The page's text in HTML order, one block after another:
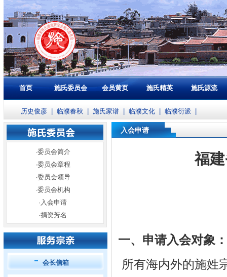
首页 施氏委员会 会员黄页 施氏精英 施氏源流
历史俊彦 临濮春秋 施氏家谱 临濮文化 临濮衍派
·委员会简介
·委员会章程
·委员会领导
·委员会机构
· 入会申请
·捐资芳名
会长信箱
入会申请
福
一、申请入会对象：
所有海内外的施姓